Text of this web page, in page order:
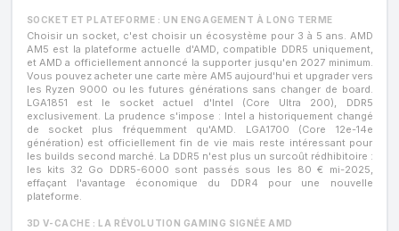
SOCKET ET PLATEFORME : UN ENGAGEMENT À LONG TERME
Choisir un socket, c'est choisir un écosystème pour 3 à 5 ans. AMD
AM5 est la plateforme actuelle d'AMD, compatible DDR5 uniquement,
et AMD a officiellement annoncé la supporter jusqu'en 2027 minimum.
Vous pouvez acheter une carte mère AM5 aujourd'hui et upgrader vers
les Ryzen 9000 ou les futures générations sans changer de board.
LGA1851 est le socket actuel d'Intel (Core Ultra 200), DDR5
exclusivement. La prudence s'impose : Intel a historiquement changé
de socket plus fréquemment qu'AMD. LGA1700 (Core 12e-14e
génération) est officiellement fin de vie mais reste intéressant pour
les builds second marché. La DDR5 n'est plus un surcoût rédhibitoire :
les kits 32 Go DDR5-6000 sont passés sous les 80 € mi-2025,
effaçant l'avantage économique du DDR4 pour une nouvelle
plateforme.
3D V-CACHE : LA RÉVOLUTION GAMING SIGNÉE AMD